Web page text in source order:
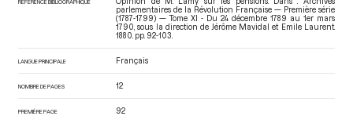
parlementaires de la Révolution Française — Première série
(1787-1799) — Tome XI - Du 24 décembre 1789 au 1er mars
1790 , sous la direction de Jérôme Mavidal et Emile Laurent.
1880. pp. 92-103.
LANGUE PRINCIPALE Français
NOMBRE DE PAGES 12
PREMIÈRE PAGE 92